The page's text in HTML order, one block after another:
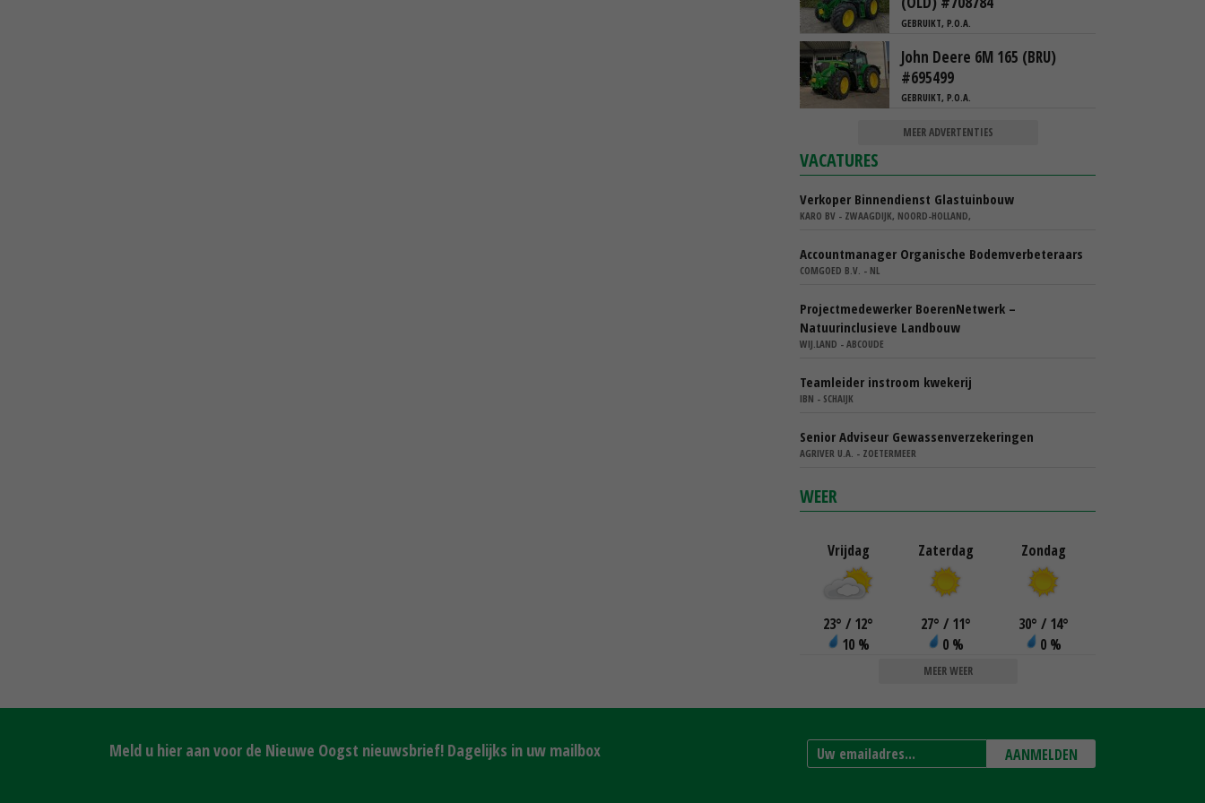
GEBRUIKT, P.O.A.
John Deere 6M 165 (BRU)
#695499
GEBRUIKT, P.O.A.
MEER ADVERTENTIES
VACATURES
Verkoper Binnendienst Glastuinbouw
KARO BV - ZWAAGDIJK, NOORD-HOLLAND,
Accountmanager Organische Bodemverbeteraars
COMGOED B.V. - NL
Projectmedewerker BoerenNetwerk –
Natuurinclusieve Landbouw
WIJ.LAND - ABCOUDE
Teamleider instroom kwekerij
IBN - SCHAIJK
Senior Adviseur Gewassenverzekeringen
AGRIVER U.A. - ZOETERMEER
WEER
Vrijdag
23° / 12°
10 %
Zaterdag
27° / 11°
0 %
Zondag
30° / 14°
0 %
MEER WEER
Meld u hier aan voor de Nieuwe Oogst nieuwsbrief! Dagelijks in uw mailbox AANMELDEN